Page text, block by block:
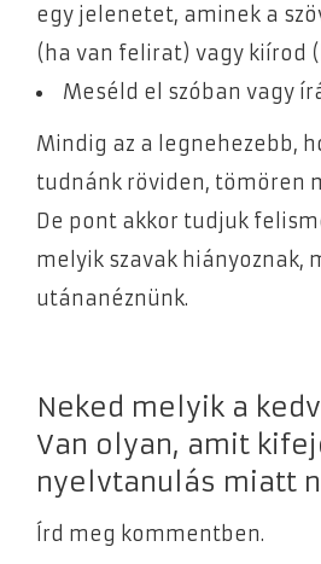
egy jelenetet, aminek a
(ha van felirat) vagy kiírod
Meséld el szóban vagy
Mindig az a legnehezebb,
tudnánk röviden, tömören
De pont akkor tudjuk
melyik szavak hiányoznak,
utánanéznünk.
Neked melyik a
Van olyan, amit
nyelvtanulás miatt
Írd meg kommentben.